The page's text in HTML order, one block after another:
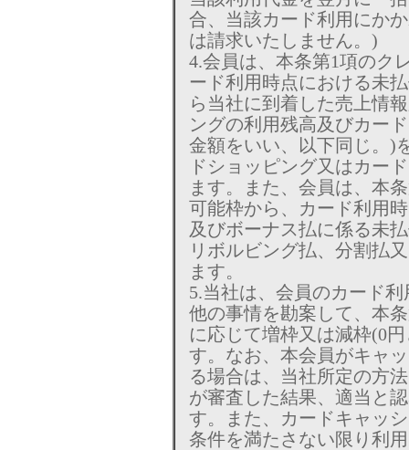
合、当該カード利用にか
は請求いたしません。)
4.会員は、本条第1項のク
ード利用時点における未
ら当社に到着した売上情
ングの利用残高及びカー
金額をいい、以下同じ。)
ドショッピング又はカー
ます。また、会員は、本
可能枠から、カード利用
及びボーナス払に係る未
リボルビング払、分割払
ます。
5.当社は、会員のカード
他の事情を勘案して、本
に応じて増枠又は減枠(0
す。なお、本会員がキャ
る場合は、当社所定の方
が審査した結果、適当と
す。また、カードキャッ
条件を満たさない限り利